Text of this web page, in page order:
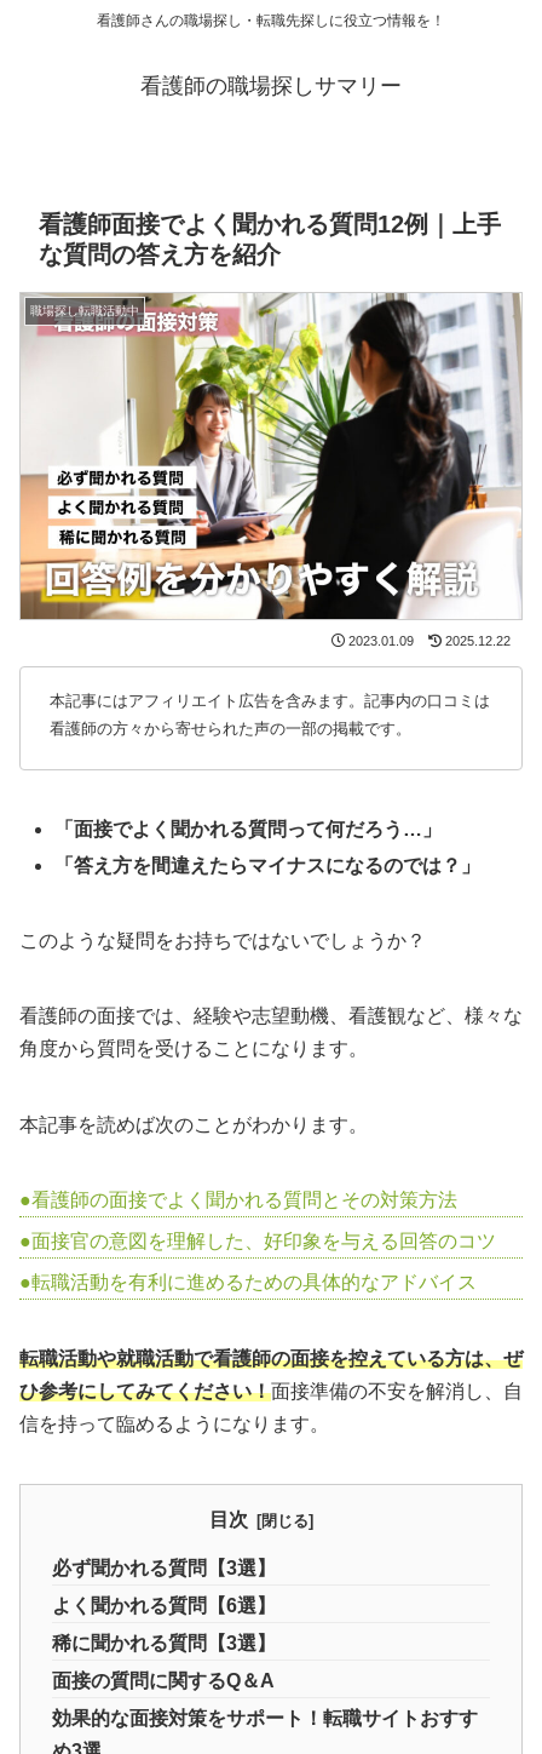
看護師さんの職場探し・転職先探しに役立つ情報を！
看護師の職場探しサマリー
看護師面接でよく聞かれる質問12例｜上手
な質問の答え方を紹介
職場探し転職活動中
2023.01.09 2025.12.22
本記事にはアフィリエイト広告を含みます。記事内の口コミは
看護師の方々から寄せられた声の一部の掲載です。
「面接でよく聞かれる質問って何だろう…」
「答え方を間違えたらマイナスになるのでは？」
このような疑問をお持ちではないでしょうか？
看護師の面接では、経験や志望動機、看護観など、様々な
角度から質問を受けることになります。
本記事を読めば次のことがわかります。
看護師の面接でよく聞かれる質問とその対策方法
面接官の意図を理解した、好印象を与える回答のコツ
転職活動を有利に進めるための具体的なアドバイス
転職活動や就職活動で看護師の面接を控えている方は、ぜ
ひ参考にしてみてください！面接準備の不安を解消し、自
信を持って臨めるようになります。
目次
必ず聞かれる質問【3選】
よく聞かれる質問【6選】
稀に聞かれる質問【3選】
面接の質問に関するQ＆A
効果的な面接対策をサポート！転職サイトおすす